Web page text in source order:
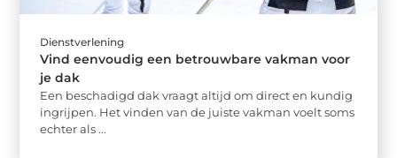
Dienstverlening
Vind eenvoudig een betrouwbare vakman voor
je dak
Een beschadigd dak vraagt altijd om direct en kundig
ingrijpen. Het vinden van de juiste vakman voelt soms
echter als ...